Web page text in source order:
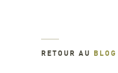
RETOUR AU BLOG